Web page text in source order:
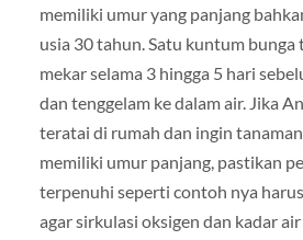
memiliki umur yang panjang
usia 30 tahun. Satu kuntum bunga
mekar selama 3 hingga 5 hari
dan tenggelam ke dalam air. Jika
teratai di rumah dan ingin
memiliki umur panjang, pastikan
terpenuhi seperti contoh nya
agar sirkulasi oksigen dan kadar